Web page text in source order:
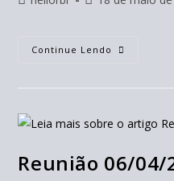
Continue Lendo
Reunião 06/04/